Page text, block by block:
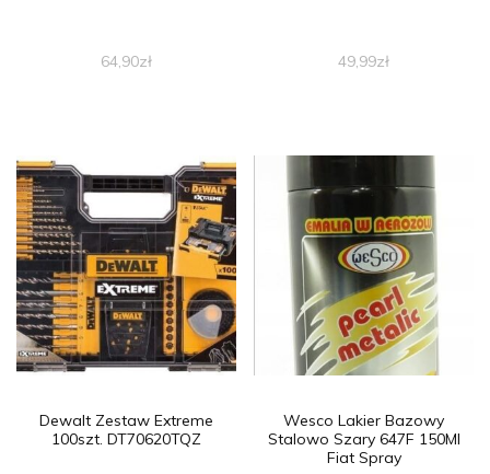
64,90zł 49,99zł
Dewalt Zestaw Extreme
100szt. DT70620TQZ
Wesco Lakier Bazowy
Stalowo Szary 647F 150Ml
Fiat Spray